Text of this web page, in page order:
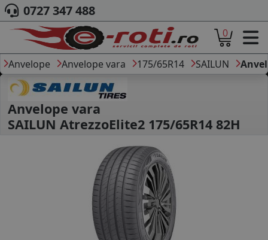
ACASA
DESPRE NOI
ANVELOPE
AUTO
CAMION
MOTO
CAUTARE DUPA
DIMENSIUNI
PRODUCATORI ANVELOPE
MARCA AUTO
BLOG
B2B - COLABORARE COMPANII
0727 347 488
0
Anvelope Anvelope vara 175/65R14 SAILUN
Anvelope vara
SAILUN AtrezzoElite2 175/65R14 82H